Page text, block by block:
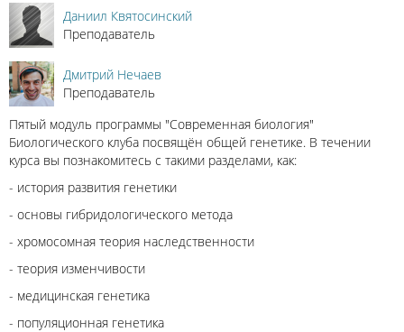
Даниил Квятосинский
Преподаватель
Дмитрий Нечаев
Преподаватель
Пятый модуль программы "Современная биология"
Биологического клуба посвящён общей генетике. В течении
курса вы познакомитесь с такими разделами, как:
- история развития генетики
- основы гибридологического метода
- хромосомная теория наследственности
- теория изменчивости
- медицинская генетика
- популяционная генетика